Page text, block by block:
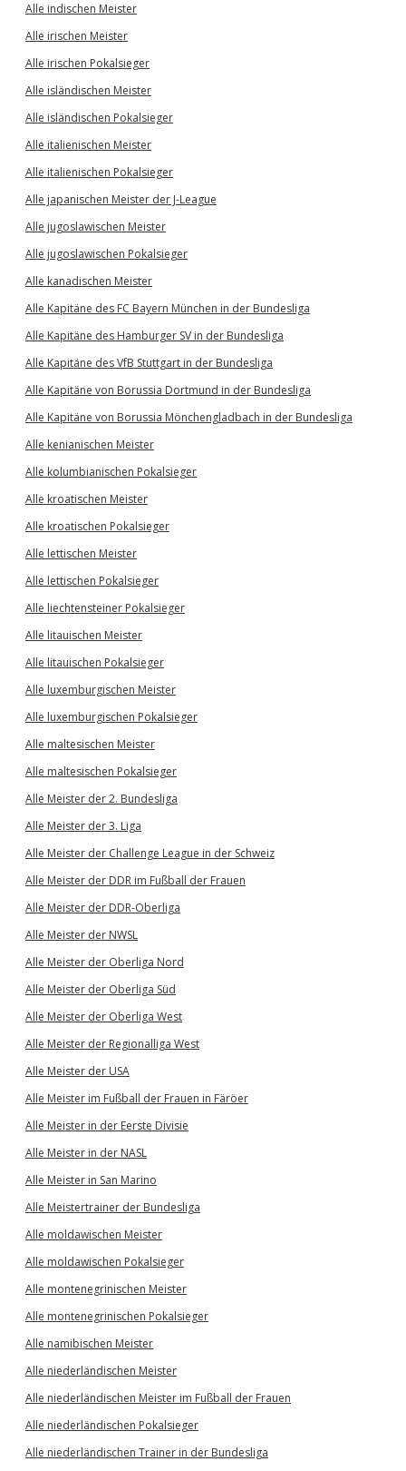
Alle indischen Meister
Alle irischen Meister
Alle irischen Pokalsieger
Alle isländischen Meister
Alle isländischen Pokalsieger
Alle italienischen Meister
Alle italienischen Pokalsieger
Alle japanischen Meister der J-League
Alle jugoslawischen Meister
Alle jugoslawischen Pokalsieger
Alle kanadischen Meister
Alle Kapitäne des FC Bayern München in der Bundesliga
Alle Kapitäne des Hamburger SV in der Bundesliga
Alle Kapitäne des VfB Stuttgart in der Bundesliga
Alle Kapitäne von Borussia Dortmund in der Bundesliga
Alle Kapitäne von Borussia Mönchengladbach in der Bundesliga
Alle kenianischen Meister
Alle kolumbianischen Pokalsieger
Alle kroatischen Meister
Alle kroatischen Pokalsieger
Alle lettischen Meister
Alle lettischen Pokalsieger
Alle liechtensteiner Pokalsieger
Alle litauischen Meister
Alle litauischen Pokalsieger
Alle luxemburgischen Meister
Alle luxemburgischen Pokalsieger
Alle maltesischen Meister
Alle maltesischen Pokalsieger
Alle Meister der 2. Bundesliga
Alle Meister der 3. Liga
Alle Meister der Challenge League in der Schweiz
Alle Meister der DDR im Fußball der Frauen
Alle Meister der DDR-Oberliga
Alle Meister der NWSL
Alle Meister der Oberliga Nord
Alle Meister der Oberliga Süd
Alle Meister der Oberliga West
Alle Meister der Regionalliga West
Alle Meister der USA
Alle Meister im Fußball der Frauen in Färöer
Alle Meister in der Eerste Divisie
Alle Meister in der NASL
Alle Meister in San Marino
Alle Meistertrainer der Bundesliga
Alle moldawischen Meister
Alle moldawischen Pokalsieger
Alle montenegrinischen Meister
Alle montenegrinischen Pokalsieger
Alle namibischen Meister
Alle niederländischen Meister
Alle niederländischen Meister im Fußball der Frauen
Alle niederländischen Pokalsieger
Alle niederländischen Trainer in der Bundesliga